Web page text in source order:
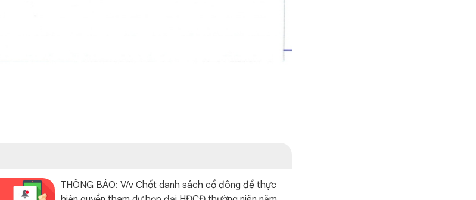
THÔNG BÁO: V/v Chốt danh sách cổ đông để thực